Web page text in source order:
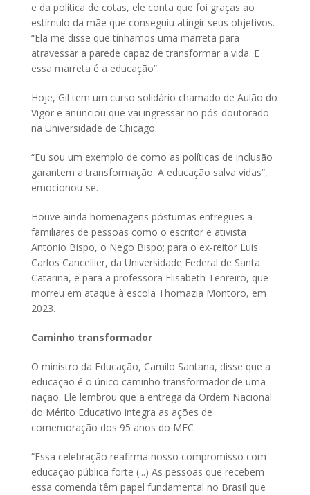
e da política de cotas, ele conta que foi graças ao
estímulo da mãe que conseguiu atingir seus objetivos.
“Ela me disse que tínhamos uma marreta para
atravessar a parede capaz de transformar a vida. E
essa marreta é a educação”.
Hoje, Gil tem um curso solidário chamado de Aulão do
Vigor e anunciou que vai ingressar no pós-doutorado
na Universidade de Chicago.
“Eu sou um exemplo de como as políticas de inclusão
garantem a transformação. A educação salva vidas”,
emocionou-se.
Houve ainda homenagens póstumas entregues a
familiares de pessoas como o escritor e ativista
Antonio Bispo, o Nego Bispo; para o ex-reitor Luis
Carlos Cancellier, da Universidade Federal de Santa
Catarina, e para a professora Elisabeth Tenreiro, que
morreu em ataque à escola Thomazia Montoro, em
2023.
Caminho transformador
O ministro da Educação, Camilo Santana, disse que a
educação é o único caminho transformador de uma
nação. Ele lembrou que a entrega da Ordem Nacional
do Mérito Educativo integra as ações de
comemoração dos 95 anos do MEC
“Essa celebração reafirma nosso compromisso com
educação pública forte (...) As pessoas que recebem
essa comenda têm papel fundamental no Brasil que